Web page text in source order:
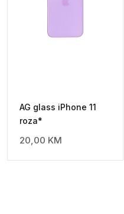
AG glass iPhone 11
roza*
20,00 KM